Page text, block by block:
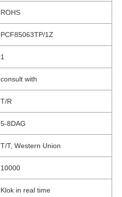
ROHS
PCF85063TP/1Z
1
consult with
T/R
5-8DAG
T/T, Western Union
10000
Klok in real time